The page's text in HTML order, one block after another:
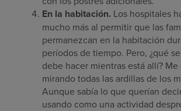
En la habitación. Los hospitales
mucho más al permitir que las
permanezcan en la habitación
períodos de tiempo. Pero, ¿qué
debe hacer mientras está allí?
mirando todas las ardillas de los
Aunque sabía lo que querían
usando como una actividad